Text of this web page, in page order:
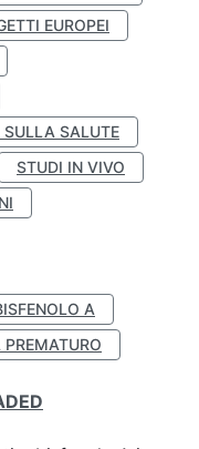
EUROPEI
SALUTE
STUDI IN VIVO
A